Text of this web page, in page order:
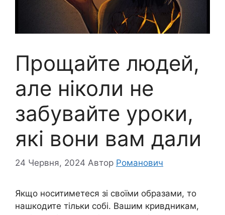
Прощайте людей,
але ніколи не
забувайте уроки,
які вони вам дали
24 Червня, 2024 Автор Романович
Якщо носитиметеся зі своїми образами, то
нашкодите тільки собі. Вашим кривдникам,